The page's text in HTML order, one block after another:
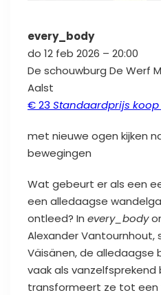
every_body
do 12 feb 2026 – 20:00
De schouwburg De Werf
Aalst
€ 23 Standaardprijs koop
met nieuwe ogen kijken
bewegingen
Wat gebeurt er als een
een alledaagse
ontleed? In every_body
Alexander Vantournhout,
Väisänen, de alledaagse
vaak als vanzelfsprekend
transformeert ze tot een